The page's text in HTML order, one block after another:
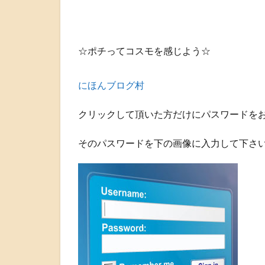
☆ポチってコスモを感じよう☆
にほんブログ村
クリックして頂いた方だけにパスワードを
そのパスワードを下の画像に入力して下さい